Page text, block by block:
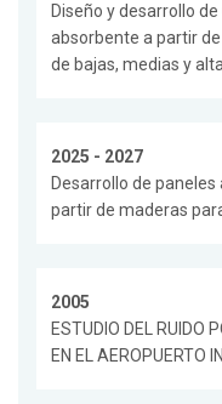
Diseño y desarrollo
absorbente a partir
de bajas, medias y
2025 - 2027
Desarrollo de
partir de maderas
2005
ESTUDIO DEL RUIDO
EN EL AEROPUERTO